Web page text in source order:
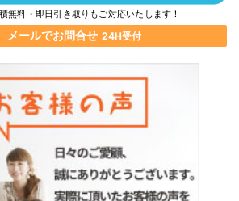
無料・即日引き取りもご対応いたします！
メールでお問合せ 24H受付